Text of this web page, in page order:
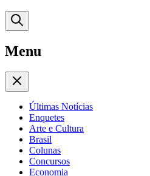
Menu
Últimas Notícias
Enquetes
Arte e Cultura
Brasil
Colunas
Concursos
Economia